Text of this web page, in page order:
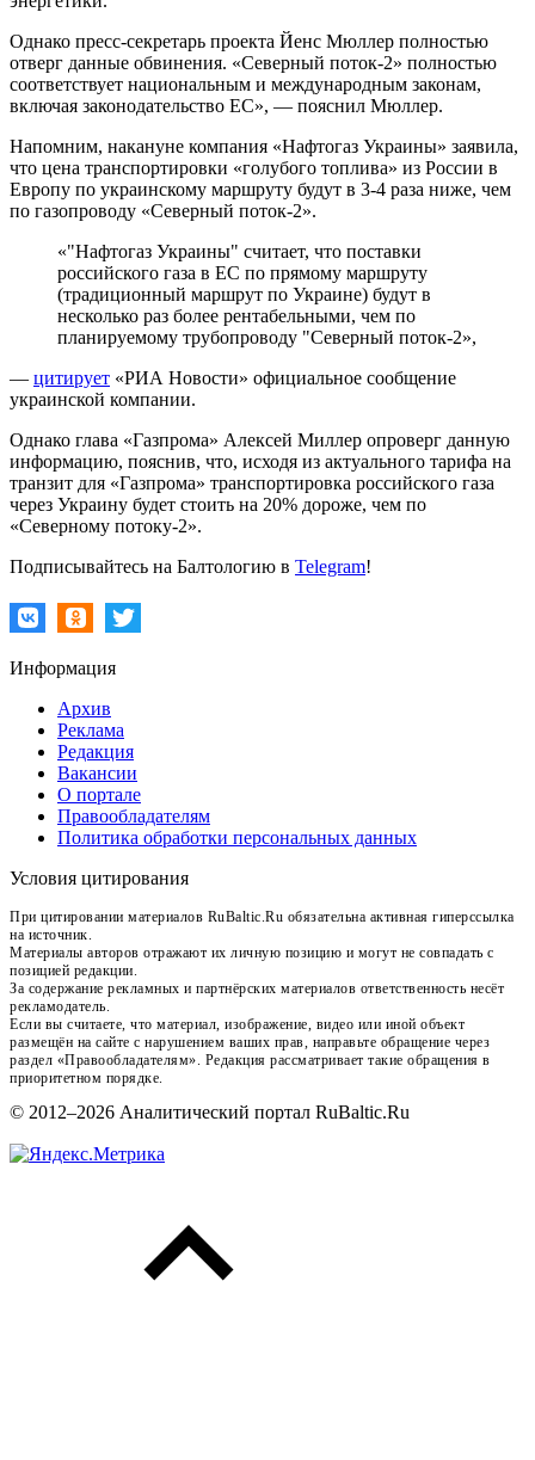
Однако пресс-секретарь проекта Йенс Мюллер полностью
отверг данные обвинения. «Северный поток-2» полностью
соответствует национальным и международным законам,
включая законодательство ЕС», — пояснил Мюллер.
Напомним, накануне компания «Нафтогаз Украины» заявила,
что цена транспортировки «голубого топлива» из России в
Европу по украинскому маршруту будут в 3-4 раза ниже, чем
по газопроводу «Северный поток-2».
«"Нафтогаз Украины" считает, что поставки
российского газа в ЕС по прямому маршруту
(традиционный маршрут по Украине) будут в
несколько раз более рентабельными, чем по
планируемому трубопроводу "Северный поток-2»,
— цитирует «РИА Новости» официальное сообщение
украинской компании.
Однако глава «Газпрома» Алексей Миллер опроверг данную
информацию, пояснив, что, исходя из актуального тарифа на
транзит для «Газпрома» транспортировка российского газа
через Украину будет стоить на 20% дороже, чем по
«Северному потоку-2».
Подписывайтесь на Балтологию в Telegram!
Информация
Архив
Реклама
Редакция
Вакансии
О портале
Правообладателям
Политика обработки персональных данных
Условия цитирования
При цитировании материалов RuBaltic.Ru обязательна активная гиперссылка
на источник.
Материалы авторов отражают их личную позицию и могут не совпадать с
позицией редакции.
За содержание рекламных и партнёрских материалов ответственность несёт
рекламодатель.
Если вы считаете, что материал, изображение, видео или иной объект
размещён на сайте с нарушением ваших прав, направьте обращение через
раздел «Правообладателям». Редакция рассматривает такие обращения в
приоритетном порядке.
© 2012–2026 Аналитический портал RuBaltic.Ru